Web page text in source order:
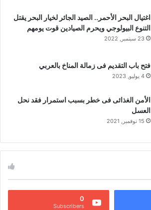
اغتيال البحر الأحمر.. الصيد الجائر لخيار البحر يقتل
التنوع البيولوجي ويحرم الصيادين قوت يومهم
23 سبتمبر, 2022
فتح باب التقديم فى زمالة المناخ بالعربي
4 يوليو, 2023
الأمن الغذائى فى خطر بسبب استمرار فقد نحل
العسل
15 نوفمبر, 2021
0
Subscribers